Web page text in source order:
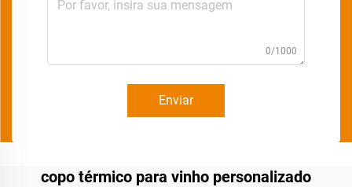
0/1000
Enviar
copo térmico para vinho personalizado